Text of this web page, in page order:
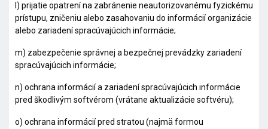
l) prijatie opatrení na zabránenie neautorizovanému fyzickému
prístupu, zničeniu alebo zasahovaniu do informácií organizácie
alebo zariadení spracúvajúcich informácie;
m) zabezpečenie správnej a bezpečnej prevádzky zariadení
spracúvajúcich informácie;
n) ochrana informácií a zariadení spracúvajúcich informácie
pred škodlivým softvérom (vrátane aktualizácie softvéru);
o) ochrana informácií pred stratou (najmä formou